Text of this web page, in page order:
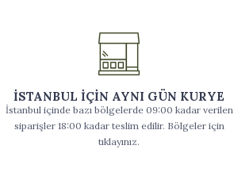
İSTANBUL İÇİN AYNI GÜN KURYE
İstanbul içinde bazı bölgelerde 09:00 kadar verilen
siparişler 18:00 kadar teslim edilir. Bölgeler için
tıklayınız.